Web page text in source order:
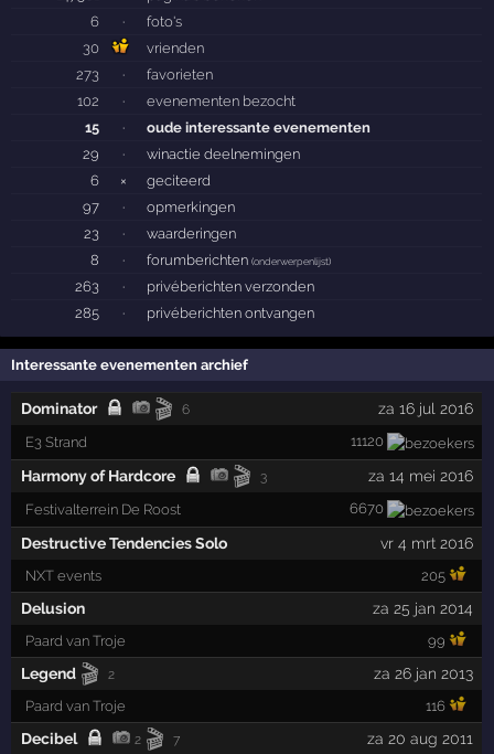
6
·
foto's
30
vrienden
273
·
favorieten
102
·
evenementen bezocht
15
·
oude interessante evenementen
29
·
winactie deelnemingen
6
×
geciteerd
97
·
opmerkingen
23
·
waarderingen
8
· forumberichten(onderwerpenlijst)
263 ·
privéberichten verzonden
285
· privéberichten ontvangen
Interessante evenementen archief
Dominator 🎬 6 za 16 jul 2016
E3 Strand 11120
Harmony of Hardcore 🎬 3 za 14 mei 2016
Festivalterrein De Roost 6670
Destructive Tendencies Solo vr 4 mrt 2016
NXT events 205
Delusion za 25 jan 2014
Paard van Troje 99
Legend 🎬 2 za 26 jan 2013
Paard van Troje 116
Decibel 2 🎬 7 za 20 aug 2011